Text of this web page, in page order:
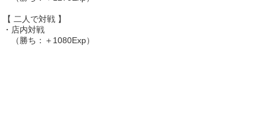
【 二人で対戦 】
・店内対戦
（勝ち：＋1080Exp）